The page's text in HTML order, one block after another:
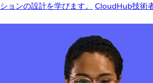
ョンの設計を学びます。 CloudHub技術